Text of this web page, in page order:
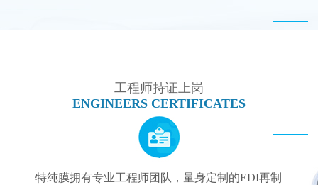
工程师持证上岗
ENGINEERS CERTIFICATES
特纯膜拥有专业工程师团队，量身定制的EDI再制